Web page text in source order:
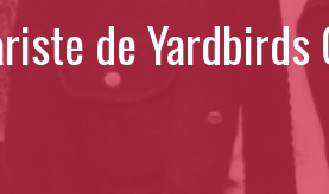
de Yardbirds